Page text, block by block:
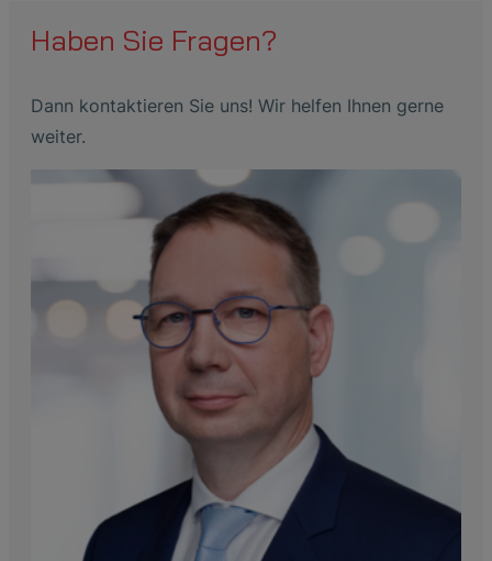
Haben Sie Fragen?
Dann kontaktieren Sie uns! Wir helfen Ihnen gerne
weiter.